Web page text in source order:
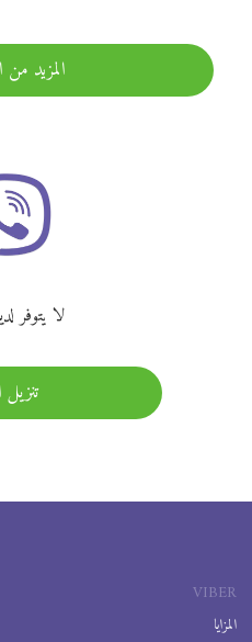
المزيد
لا يتوفر
VIBER
المزايا